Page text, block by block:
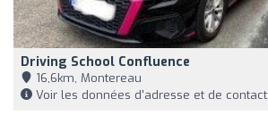
Driving School Confluence
16,6km, Montereau
Voir les données d'adresse et de contact